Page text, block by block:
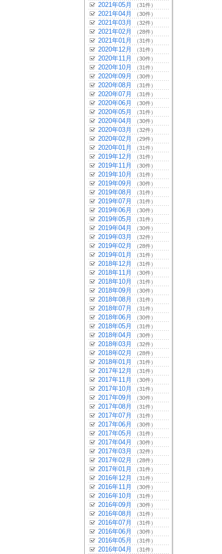
2021年05月 （31件）
2021年04月 （30件）
2021年03月 （32件）
2021年02月 （28件）
2021年01月 （31件）
2020年12月 （31件）
2020年11月 （30件）
2020年10月 （31件）
2020年09月 （30件）
2020年08月 （31件）
2020年07月 （31件）
2020年06月 （30件）
2020年05月 （31件）
2020年04月 （30件）
2020年03月 （32件）
2020年02月 （29件）
2020年01月 （31件）
2019年12月 （31件）
2019年11月 （30件）
2019年10月 （31件）
2019年09月 （30件）
2019年08月 （31件）
2019年07月 （31件）
2019年06月 （30件）
2019年05月 （31件）
2019年04月 （30件）
2019年03月 （32件）
2019年02月 （28件）
2019年01月 （31件）
2018年12月 （31件）
2018年11月 （30件）
2018年10月 （31件）
2018年09月 （30件）
2018年08月 （31件）
2018年07月 （31件）
2018年06月 （30件）
2018年05月 （31件）
2018年04月 （30件）
2018年03月 （32件）
2018年02月 （28件）
2018年01月 （31件）
2017年12月 （31件）
2017年11月 （30件）
2017年10月 （31件）
2017年09月 （30件）
2017年08月 （31件）
2017年07月 （31件）
2017年06月 （30件）
2017年05月 （31件）
2017年04月 （30件）
2017年03月 （32件）
2017年02月 （28件）
2017年01月 （31件）
2016年12月 （31件）
2016年11月 （30件）
2016年10月 （31件）
2016年09月 （30件）
2016年08月 （31件）
2016年07月 （31件）
2016年06月 （30件）
2016年05月 （31件）
2016年04月 （31件）